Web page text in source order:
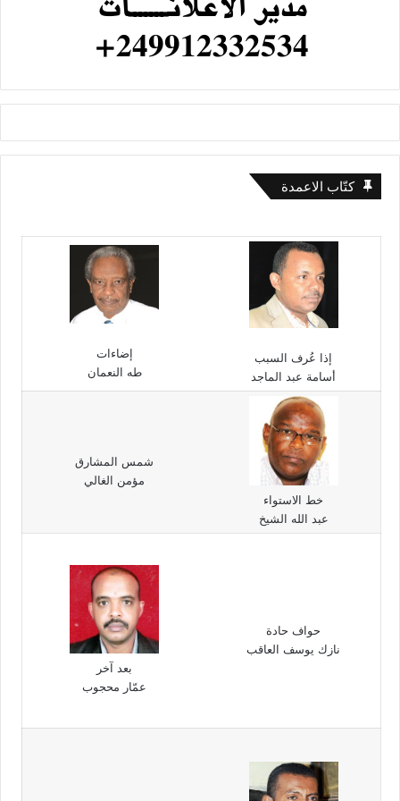
كتّاب الاعمدة
إذا عُرف السبب
أسامة عبد الماجد
إضاءات
طه النعمان
خط الاستواء
عبد الله الشيخ
شمس المشارق
مؤمن الغالي
حواف حادة
نازك يوسف العاقب
بعد آخر
عمّار محجوب